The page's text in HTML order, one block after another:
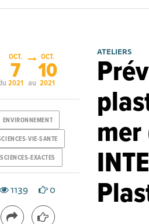
ATELIERS
OCT.
7
2021 au
OCT.
10
2021
ENVIRONNEMENT
VIE-SANTE
SCIENCES-EXACTES
1139 0